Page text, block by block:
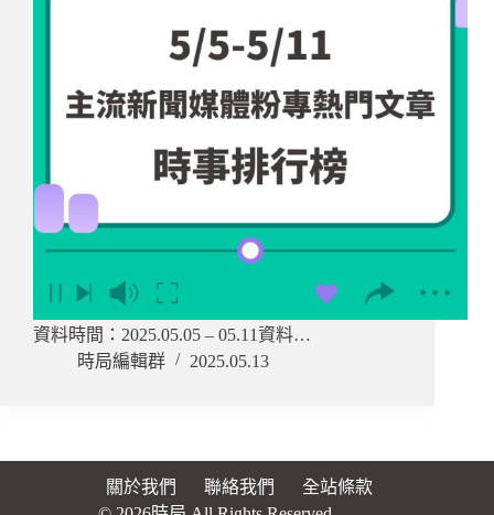
資料時間：2025.05.05 – 05.11資料…
時局編輯群
2025.05.13
關於我們 聯絡我們
全站條款